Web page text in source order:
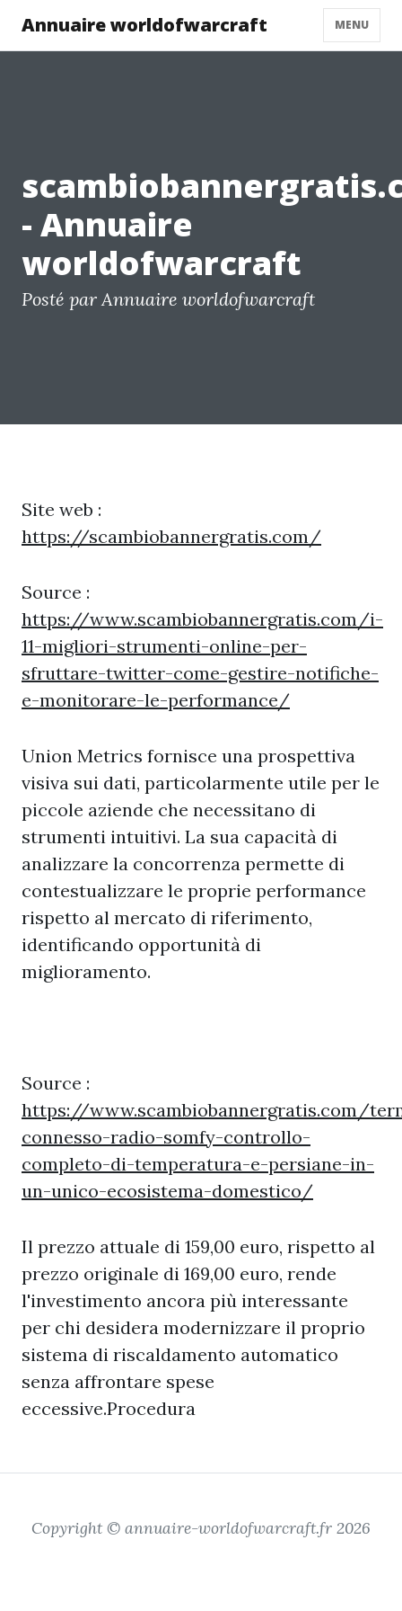
Annuaire worldofwarcraft MENU
- Annuaire
worldofwarcraft
Posté par Annuaire worldofwarcraft
Site web :
https://scambiobannergratis.com/
Source :
https://www.scambiobannergratis.com/i-
11-migliori-strumenti-online-per-
sfruttare-twitter-come-gestire-notifiche-
e-monitorare-le-performance/
Union Metrics fornisce una prospettiva
visiva sui dati, particolarmente utile per le
piccole aziende che necessitano di
strumenti intuitivi. La sua capacità di
analizzare la concorrenza permette di
contestualizzare le proprie performance
rispetto al mercato di riferimento,
identificando opportunità di
miglioramento.
Source :
https://www.scambiobannergratis.com/
connesso-radio-somfy-controllo-
completo-di-temperatura-e-persiane-in-
un-unico-ecosistema-domestico/
Il prezzo attuale di 159,00 euro, rispetto al
prezzo originale di 169,00 euro, rende
l'investimento ancora più interessante
per chi desidera modernizzare il proprio
sistema di riscaldamento automatico
senza affrontare spese
eccessive.Procedura
Copyright © annuaire-worldofwarcraft.fr 2026